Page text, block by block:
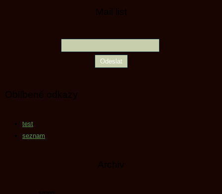
Mail list
Oblíbené odkazy
test
seznam
Archiv